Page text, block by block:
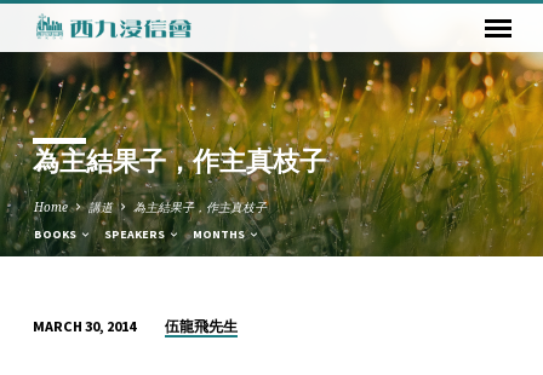
為主結果子，作主真枝子
Home 講道 為主結果子，作主真枝子
BOOKS SPEAKERS MONTHS
MARCH 30, 2014 伍龍飛先生